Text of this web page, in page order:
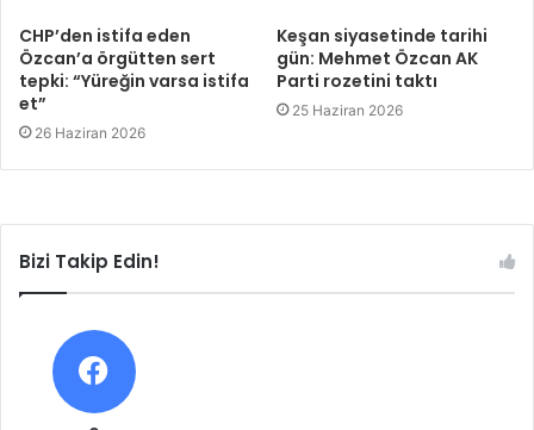
CHP’den istifa eden
Özcan’a örgütten sert
tepki: “Yüreğin varsa istifa
et”
26 Haziran 2026
Keşan siyasetinde tarihi
gün: Mehmet Özcan AK
Parti rozetini taktı
25 Haziran 2026
Bizi Takip Edin!